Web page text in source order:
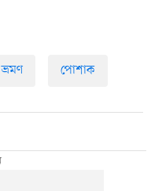
ভ্রমণ পোশাক